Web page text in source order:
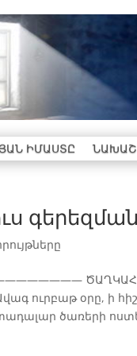
ԻՄԱՍՏԸ
գերեզման
Ավագ ուրբաթ օրը, ի
ծառերի